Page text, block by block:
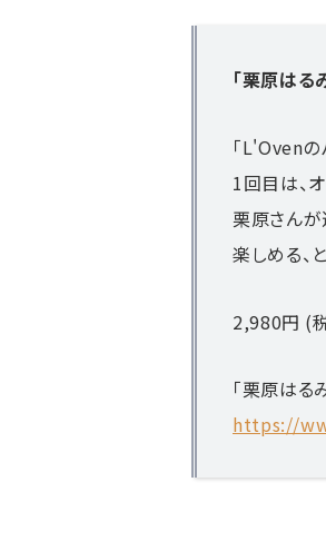
「栗原はる
「L'Oven
1回目は、
栗原さんが
楽しめる、
2,980円 (
「栗原はる
https://